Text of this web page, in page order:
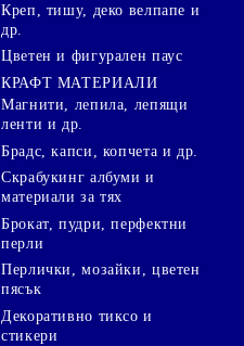
Креп, тишу, деко велпапе и
др.
Цветен и фигурален паус
КРАФТ МАТЕРИАЛИ
Магнити, лепила, лепящи
ленти и др.
Брадс, капси, копчета и др.
Скрабукинг албуми и
материали за тях
Брокат, пудри, перфектни
перли
Перлички, мозайки, цветен
пясък
Декоративно тиксо и
стикери